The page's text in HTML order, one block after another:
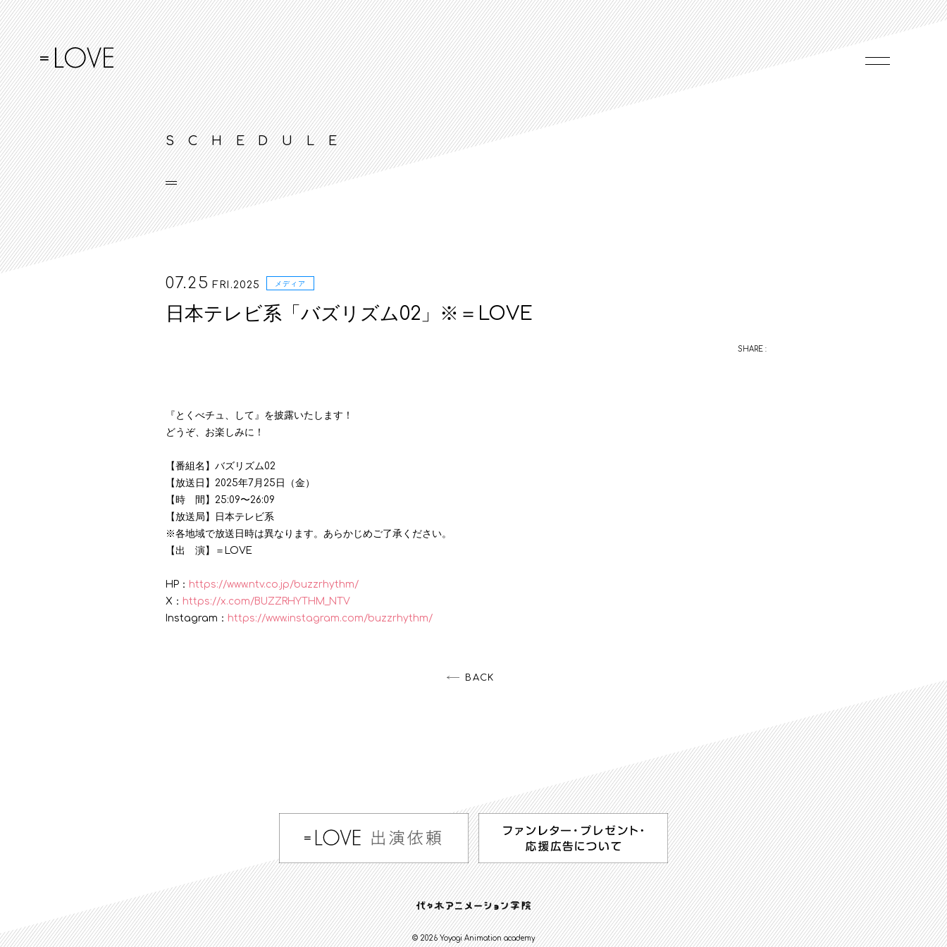
SCHEDULE
07.25 FRI.2025 メディア
日本テレビ系「バズリズム02」※＝LOVE
SHARE :
『とくべチュ、して』を披露いたします！
どうぞ、お楽しみに！
【番組名】バズリズム02
【放送日】2025年7月25日（金）
【時 間】25:09〜26:09
【放送局】日本テレビ系
※各地域で放送日時は異なります。あらかじめご了承ください。
【出 演】＝LOVE
HP： https://www.ntv.co.jp/buzzrhythm/
X： https://x.com/BUZZRHYTHM_NTV
Instagram： https://www.instagram.com/buzzrhythm/
BACK
© 2026 Yoyogi Animation academy